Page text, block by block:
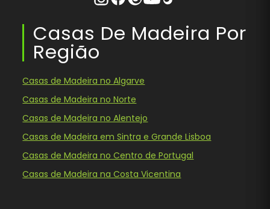
Casas De Madeira Por
Região
Casas de Madeira no Algarve
Casas de Madeira no Norte
Casas de Madeira no Alentejo
Casas de Madeira em Sintra e Grande Lisboa
Casas de Madeira no Centro de Portugal
Casas de Madeira na Costa Vicentina